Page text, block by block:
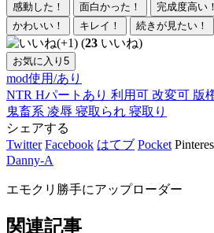
感動した！
面白かった！ 完成度高い！
かわいい！
キレイ！ 続きが見たい！
(23 いいね)
お気に入り 5
mod使用/あり
NTR Hパートあり 利用可 改変可 版
鬼畜系 凌辱 寝取られ 寝取り
シェアする
Twitter Facebook はてブ Pocket
Danny-A
エモクリ勝手にアップローダー
関連記事